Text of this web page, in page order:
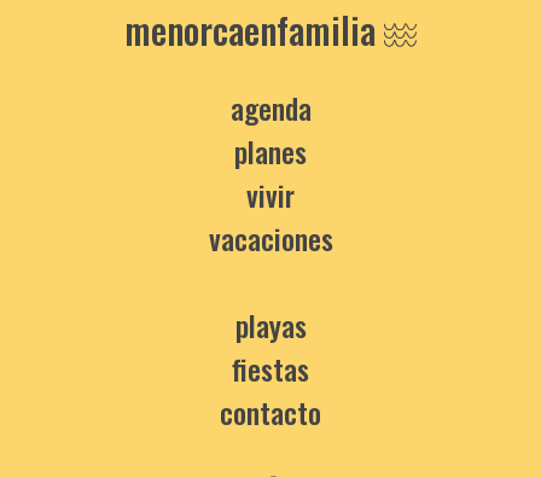
menorcaenfamilia
agenda
planes
vivir
vacaciones
playas
fiestas
contacto